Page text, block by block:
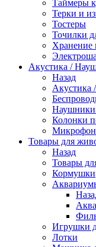
Таймеры
Терки и
Тостеры
Точилки
Хранение
Акустика /
Назад
Акустика
Колонки
Товары для
Назад
Товары
Кормушки
Игрушки
Лотки